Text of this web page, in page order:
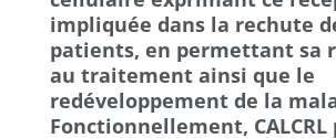
impliquée dans la rechute
patients, en permettant sa
au traitement ainsi que le
redéveloppement de la
Fonctionnellement,